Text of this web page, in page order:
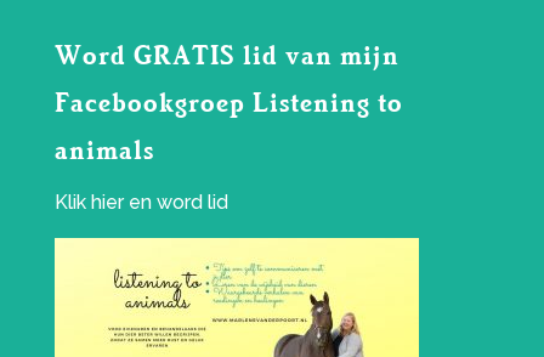
Word GRATIS lid van mijn
Facebookgroep Listening to
animals
Klik hieren word lid